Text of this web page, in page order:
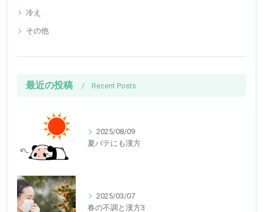
冷え
その他
最近の投稿 Recent Posts
2025/08/09
夏バテにも漢方
2025/03/07
春の不調と漢方3